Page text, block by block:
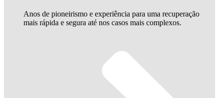
Anos de pioneirismo e experiência para uma recuperação
mais rápida e segura até nos casos mais complexos.